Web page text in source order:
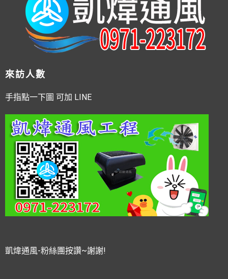
來訪人數
手指點一下圖 可加 LINE
凱煒通風-粉絲團按讚~謝謝!